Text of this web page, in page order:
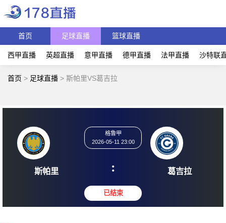
首页 足球直播 篮球直播
西甲直播 英超直播 意甲直播 德甲直播 法甲直播 沙特联
首页 > 足球直播 > 斯帕里VS葛吉拉
斯帕里
2026-05-11 23:00
: 葛